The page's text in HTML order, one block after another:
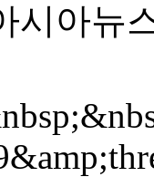
시아뉴